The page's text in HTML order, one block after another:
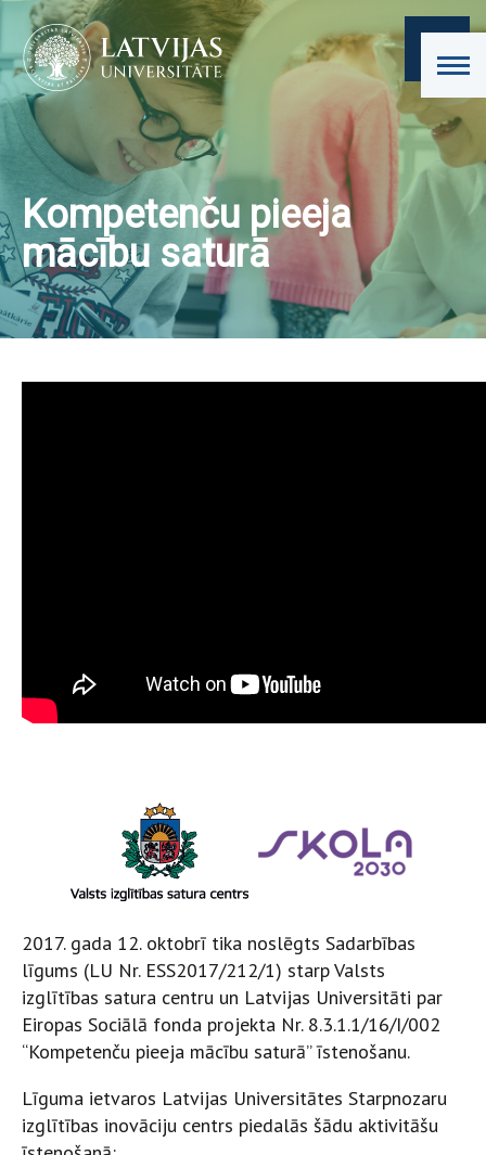
Kompetenču pieeja
mācību saturā
2017. gada 12. oktobrī tika noslēgts Sadarbības
līgums (LU Nr. ESS2017/212/1) starp Valsts
izglītības satura centru un Latvijas Universitāti par
Eiropas Sociālā fonda projekta Nr. 8.3.1.1/16/I/002
“Kompetenču pieeja mācību saturā” īstenošanu.
Līguma ietvaros Latvijas Universitātes Starpnozaru
izglītības inovāciju centrs piedalās šādu aktivitāšu